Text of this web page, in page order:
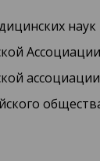
наук